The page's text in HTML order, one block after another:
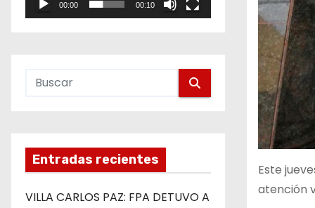
00:00 00:10
Entradas recientes
VILLA CARLOS PAZ: FPA DETUVO A
Este
atención